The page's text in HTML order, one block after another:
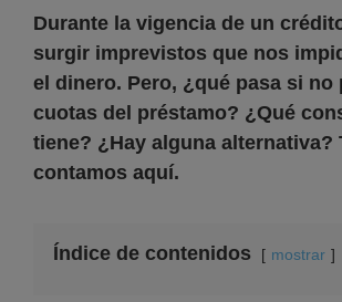
Durante la vigencia de un
surgir imprevistos que nos
el dinero. Pero, ¿qué pasa si no
cuotas del préstamo? ¿Qué
tiene? ¿Hay alguna alternativa?
contamos aquí.
Índice de contenidos mostrar